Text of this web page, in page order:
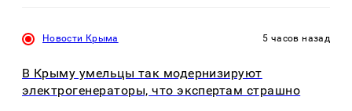
Новости Крыма 5 часов назад
В Крыму умельцы так модернизируют
электрогенераторы, что экспертам страшно